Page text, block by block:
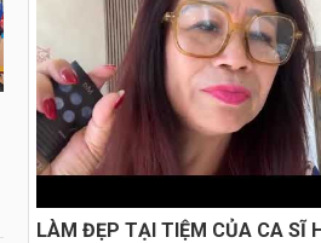
LÀM ĐẸP TẠI TIỆM CỦA CA SĨ